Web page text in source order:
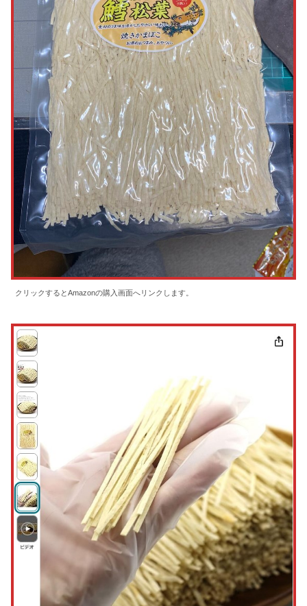
クリックするとAmazonの購入画面へリンクします。